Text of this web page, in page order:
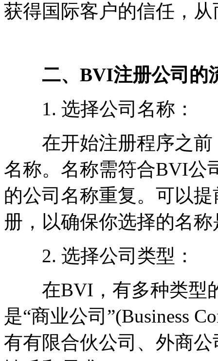
获得国际客户的信任，
二、BVI注册公司的
1. 选择公司名称：
在开始注册程序之前
名称。名称需符合BVI公
的公司名称重复。可以
册，以确保你选择的名
2. 选择公司类型：
在BVI，有多种类型
是“商业公司”(Business
有有限合伙公司、外商